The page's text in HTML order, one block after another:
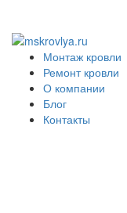
Монтаж кровли
Ремонт кровли
О компании
Блог
Контакты